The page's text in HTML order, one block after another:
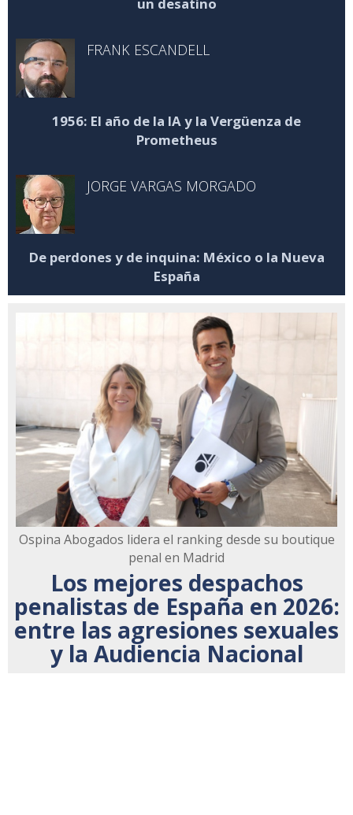
FRANK ESCANDELL
1956: El año de la IA y la Vergüenza de
Prometheus
JORGE VARGAS MORGADO
De perdones y de inquina: México o la Nueva
España
Ospina Abogados lidera el ranking desde su boutique
penal en Madrid
Los mejores despachos
penalistas de España en 2026:
entre las agresiones sexuales
y la Audiencia Nacional